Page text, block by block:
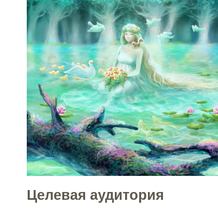
Целевая аудитория